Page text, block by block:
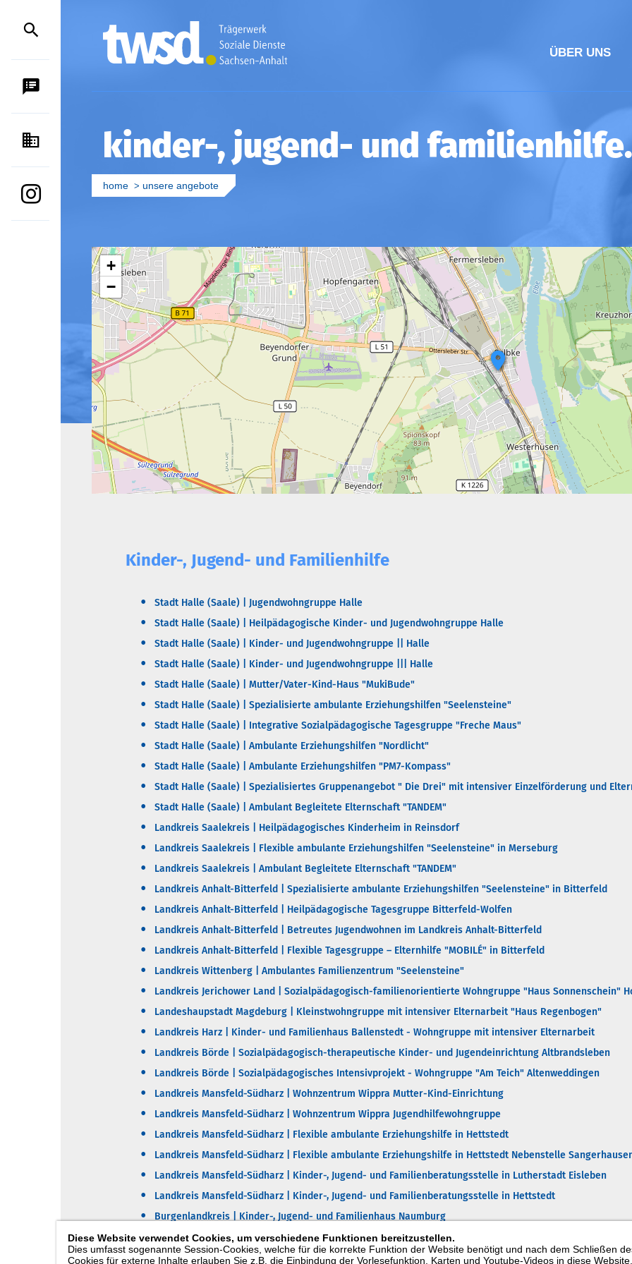
ÜBER UNS
home unsere angebote
kinder-, jugend- und familienhilfe
+
−
Kinder-, Jugend- und Familienhilfe
Stadt Halle (Saale) | Jugendwohngruppe Halle
Stadt Halle (Saale) | Heilpädagogische Kinder- und Jugendwohngruppe Halle
Stadt Halle (Saale) | Kinder- und Jugendwohngruppe || Halle
Stadt Halle (Saale) | Kinder- und Jugendwohngruppe ||| Halle
Stadt Halle (Saale) | Mutter/Vater-Kind-Haus "MukiBude"
Stadt Halle (Saale) | Spezialisierte ambulante Erziehungshilfen "Seelensteine"
Stadt Halle (Saale) | Integrative Sozialpädagogische Tagesgruppe "Freche Maus"
Stadt Halle (Saale) | Ambulante Erziehungshilfen "Nordlicht"
Stadt Halle (Saale) | Ambulante Erziehungshilfen "PM7-Kompass"
Stadt Halle (Saale) | Spezialisiertes Gruppenangebot " Die Drei" mit intensiver Einzelförderung und
Stadt Halle (Saale) | Ambulant Begleitete Elternschaft "TANDEM"
Landkreis Saalekreis | Heilpädagogisches Kinderheim in Reinsdorf
Landkreis Saalekreis | Flexible ambulante Erziehungshilfen "Seelensteine" in Merseburg
Landkreis Saalekreis | Ambulant Begleitete Elternschaft "TANDEM"
Landkreis Anhalt-Bitterfeld | Spezialisierte ambulante Erziehungshilfen "Seelensteine" in Bitterfeld
Landkreis Anhalt-Bitterfeld | Heilpädagogische Tagesgruppe Bitterfeld-Wolfen
Landkreis Anhalt-Bitterfeld | Betreutes Jugendwohnen im Landkreis Anhalt-Bitterfeld
Landkreis Anhalt-Bitterfeld | Flexible Tagesgruppe – Elternhilfe "MOBILÉ" in Bitterfeld
Landkreis Wittenberg | Ambulantes Familienzentrum "Seelensteine"
Landkreis Jerichower Land | Sozialpädagogisch-familienorientierte Wohngruppe "Haus Sonnenschein"
Landeshaupstadt Magdeburg | Kleinstwohngruppe mit intensiver Elternarbeit "Haus Regenbogen"
Landkreis Harz | Kinder- und Familienhaus Ballenstedt - Wohngruppe mit intensiver Elternarbeit
Landkreis Börde | Sozialpädagogisch-therapeutische Kinder- und Jugendeinrichtung Altbrandsleben
Landkreis Börde | Sozialpädagogisches Intensivprojekt - Wohngruppe "Am Teich" Altenweddingen
Landkreis Mansfeld-Südharz | Wohnzentrum Wippra Mutter-Kind-Einrichtung
Landkreis Mansfeld-Südharz | Wohnzentrum Wippra Jugendhilfewohngruppe
Landkreis Mansfeld-Südharz | Flexible ambulante Erziehungshilfe in Hettstedt
Landkreis Mansfeld-Südharz | Flexible ambulante Erziehungshilfe in Hettstedt Nebenstelle
Landkreis Mansfeld-Südharz | Kinder-, Jugend- und Familienberatungsstelle in Lutherstadt Eisleben
Landkreis Mansfeld-Südharz | Kinder-, Jugend- und Familienberatungsstelle in Hettstedt
Burgenlandkreis | Kinder-, Jugend- und Familienhaus Naumburg
KONTAKT
INSTAGRAM
Diese Website verwendet Cookies, um verschiedene Funktionen bereitzustellen.
Dies umfasst sogenannte Session-Cookies, welche für die korrekte Funktion der Website benötigt und nach dem Schließen
Cookies für externe Inhalte erlauben Sie z.B. die Einbindung der Vorlesefunktion, Karten und Youtube-Videos in diese